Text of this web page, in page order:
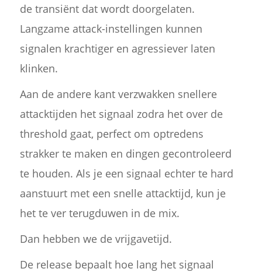
de transiënt dat wordt doorgelaten.
Langzame attack-instellingen kunnen
signalen krachtiger en agressiever laten
klinken.
Aan de andere kant verzwakken snellere
attacktijden het signaal zodra het over de
threshold gaat, perfect om optredens
strakker te maken en dingen gecontroleerd
te houden. Als je een signaal echter te hard
aanstuurt met een snelle attacktijd, kun je
het te ver terugduwen in de mix.
Dan hebben we de vrijgavetijd.
De release bepaalt hoe lang het signaal